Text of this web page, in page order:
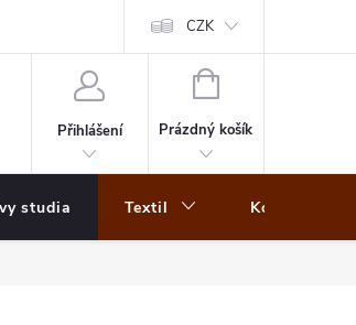
CZK
Přihlášení
NÁKUPNÍ
Prázdný košík
studia Textil Koberce